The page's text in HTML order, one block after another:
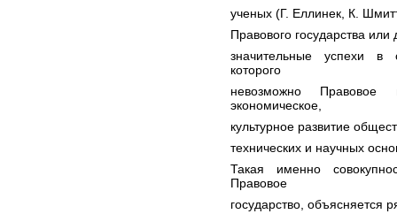
ученых (Г. Еллинек, К.
Правового государства
значительные успехи в
которого
невозможно Правовое
экономическое,
культурное развитие
технических и научных
Такая именно
Правовое
государство, объясняется